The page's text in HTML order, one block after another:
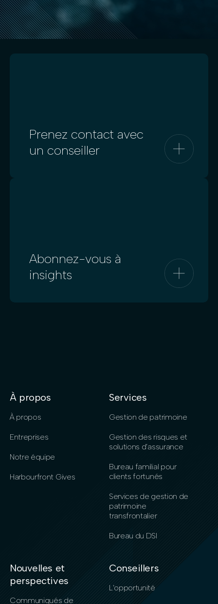
Prenez contact avec
un conseiller
Abonnez-vous à
insights
À propos
À propos
Entreprises
Notre équipe
Harbourfront Gives
Services
Gestion de patrimoine
Gestion des risques et
solutions d’assurance
Bureau familial pour
clients fortunés
Services de gestion de
patrimoine
transfrontalier
Bureau du DSI
Nouvelles et
perspectives
Communiqués de
Conseillers
L’opportunité